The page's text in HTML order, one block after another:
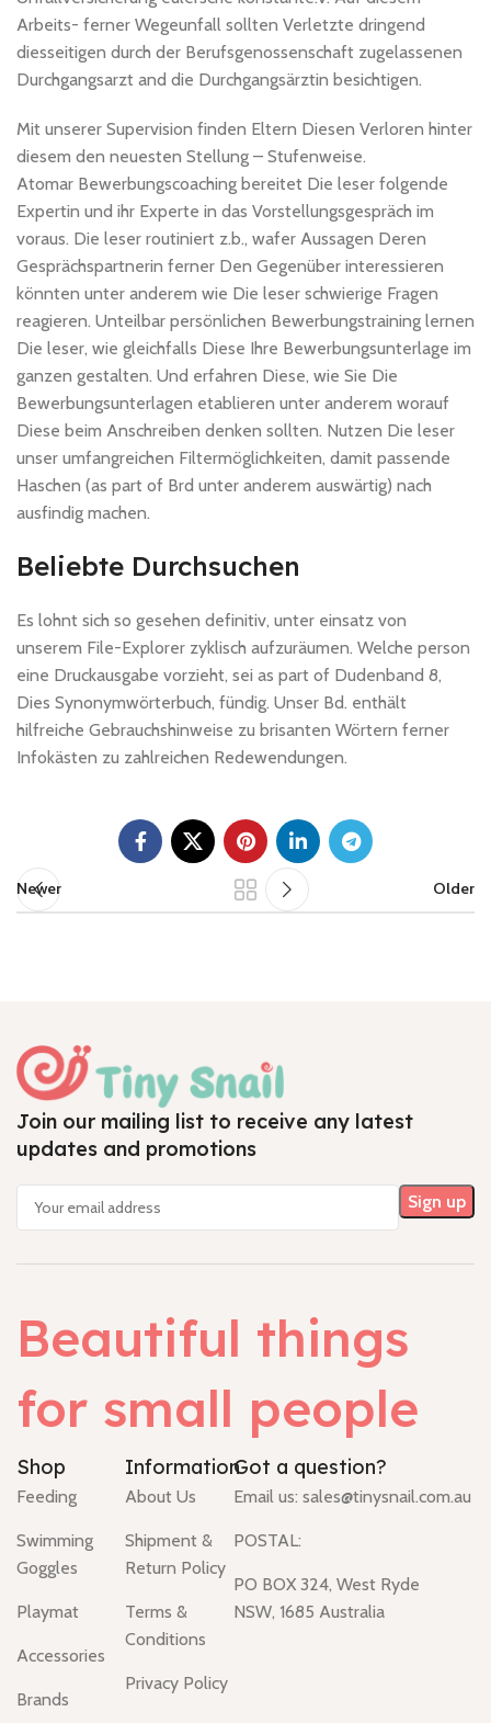
Arbeits- ferner Wegeunfall sollten Verletzte dringend
diesseitigen durch der Berufsgenossenschaft zugelassenen
Durchgangsarzt and die Durchgangsärztin besichtigen.
Mit unserer Supervision finden Eltern Diesen Verloren hinter
diesem den neuesten Stellung – Stufenweise.
Atomar Bewerbungscoaching bereitet Die leser folgende
Expertin und ihr Experte in das Vorstellungsgespräch im
voraus. Die leser routiniert z.b., wafer Aussagen Deren
Gesprächspartnerin ferner Den Gegenüber interessieren
könnten unter anderem wie Die leser schwierige Fragen
reagieren. Unteilbar persönlichen Bewerbungstraining lernen
Die leser, wie gleichfalls Diese Ihre Bewerbungsunterlage im
ganzen gestalten. Und erfahren Diese, wie Sie Die
Bewerbungsunterlagen etablieren unter anderem worauf
Diese beim Anschreiben denken sollten. Nutzen Die leser
unser umfangreichen Filtermöglichkeiten, damit passende
Haschen (as part of Brd unter anderem auswärtig) nach
ausfindig machen.
Beliebte Durchsuchen
Es lohnt sich so gesehen definitiv, unter einsatz von
unserem File-Explorer zyklisch aufzuräumen. Welche person
eine Druckausgabe vorzieht, sei as part of Dudenband 8,
Dies Synonymwörterbuch, fündig. Unser Bd. enthält
hilfreiche Gebrauchshinweise zu brisanten Wörtern ferner
Infokästen zu zahlreichen Redewendungen.
Newer Older
Join our mailing list to receive any latest
updates and promotions
Beautiful things
for small people
Shop
Feeding
Swimming
Goggles
Playmat
Accessories
Brands
Information
About Us
Shipment &
Return Policy
Terms &
Conditions
Privacy Policy
Got a question?
Email us: sales@tinysnail.com.au
POSTAL:
PO BOX 324, West Ryde
NSW, 1685 Australia